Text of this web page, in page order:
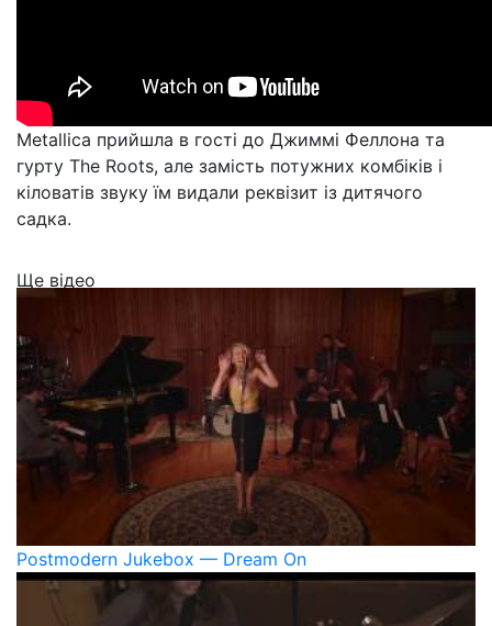
Metallica прийшла в гості до Джиммі Феллона та
гурту The Roots, але замість потужних комбіків і
кіловатів звуку їм видали реквізит із дитячого
садка.
Ще відео
Postmodern Jukebox — Dream On